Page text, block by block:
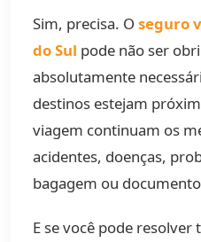
Sim, precisa. O seguro
do Sul pode não ser
absolutamente
destinos estejam
viagem continuam os
acidentes, doenças,
bagagem ou
E se você pode